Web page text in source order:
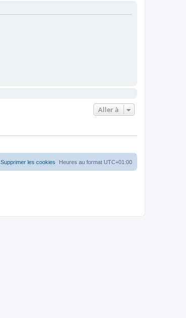
Aller à
Heures au format UTC+01:00
Supprimer les cookies